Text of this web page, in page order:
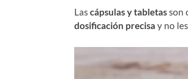
Lascápsulas y tabletasson
dosificación precisa y no